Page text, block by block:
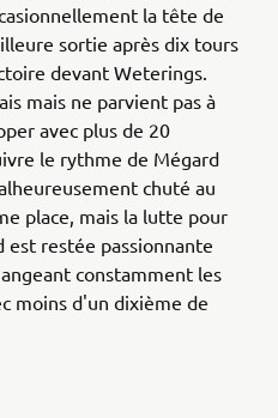
la tête de
sortie après dix tours
devant Weterings.
mais ne parvient pas à
avec plus de 20
le rythme de Mégard
chuté au
place, mais la lutte pour
est restée passionnante
constamment les
moins d'un dixième de